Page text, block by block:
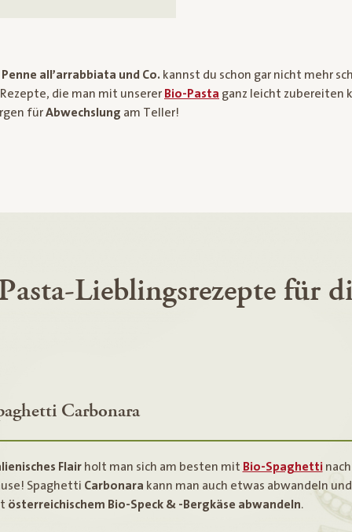
Penne all’arrabbiata und Co. kannst du schon gar nicht mehr
die man mit unserer Bio-Pasta ganz leicht zubereiten
fürAbwechslung am Teller!
Lieblingsrezepte für
Carbonara
Flairholt man sich am besten mit Bio-Spaghettinach
Spaghetti Carbonara kann man auch etwas abwandeln und
österreichischem Bio-Speck & -Bergkäse abwandeln.